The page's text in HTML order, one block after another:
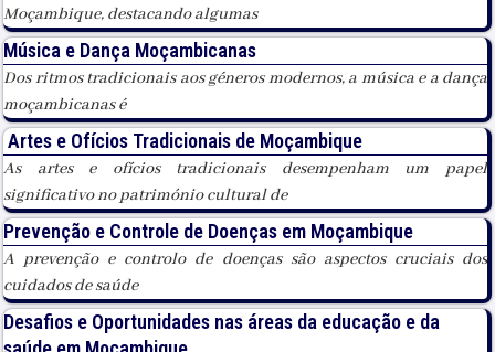
Moçambique, destacando algumas
Música e Dança Moçambicanas
Dos ritmos tradicionais aos géneros modernos, a música e a dança
moçambicanas é
Artes e Ofícios Tradicionais de Moçambique
As artes e ofícios tradicionais desempenham um papel
significativo no património cultural de
Prevenção e Controle de Doenças em Moçambique
A prevenção e controlo de doenças são aspectos cruciais dos
cuidados de saúde
Desafios e Oportunidades nas áreas da educação e da